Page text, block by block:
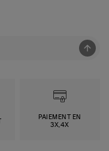
PAIEMENT EN
3X,4X